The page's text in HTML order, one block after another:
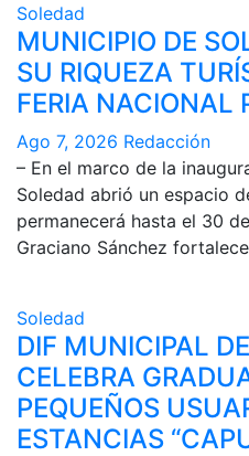
Soledad
MUNICIPIO DE
SU RIQUEZA
FERIA NACIONAL
Ago 7, 2026 Redacción
– En el marco de la
Soledad abrió un espacio
permanecerá hasta el 30
Graciano Sánchez
Soledad
DIF MUNICIPAL
CELEBRA
PEQUEÑOS
ESTANCIAS